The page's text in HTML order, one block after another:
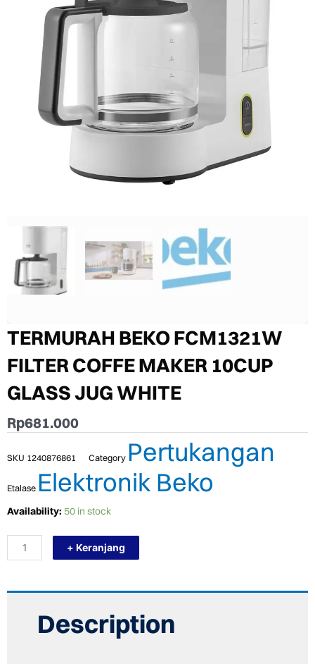
TERMURAH BEKO FCM1321W
FILTER COFFE MAKER 10CUP
GLASS JUG WHITE
Rp681.000
SKU 1240876861 Category Pertukangan
Etalase Elektronik Beko
Availability: 50 in stock
TERMURAH
FCM1321W
FILTER
COFFE
+ Keranjang
Description